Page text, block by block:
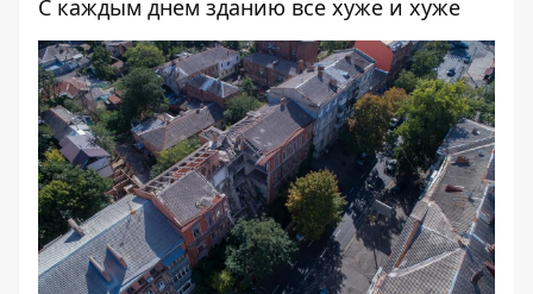
С каждым днем зданию все хуже и хуже